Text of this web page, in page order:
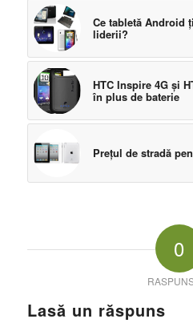
Ce tabletă Android
liderii?
HTC Inspire 4G şi
în plus de baterie
Prețul de stradă
0
Lasă un răspuns